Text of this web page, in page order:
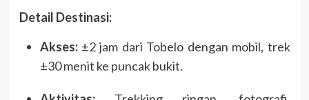
Detail Destinasi:
Akses:±2 jam dari Tobelo dengan mobil, trek
±30 menit ke puncak bukit.